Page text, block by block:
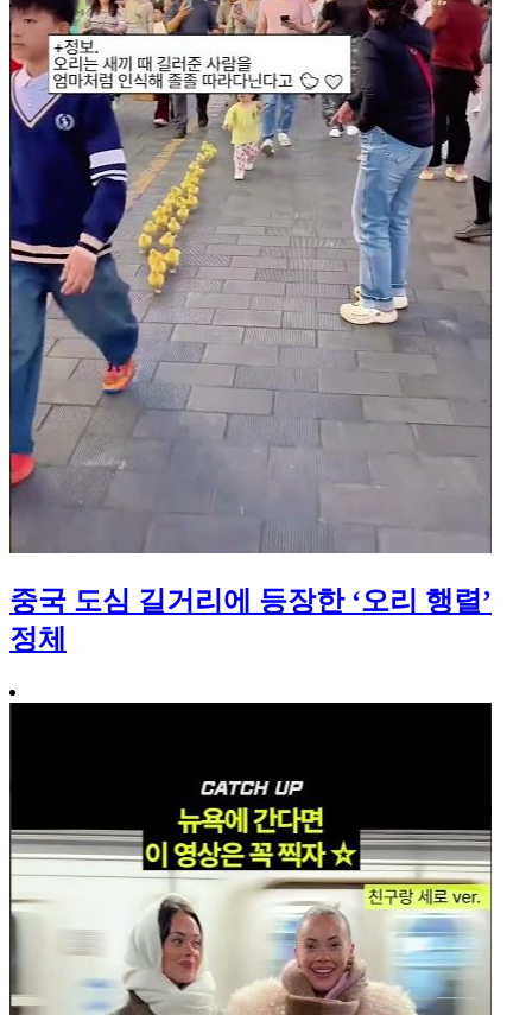
중국 도심 길거리에 등장한 ‘오리 행렬’
정체